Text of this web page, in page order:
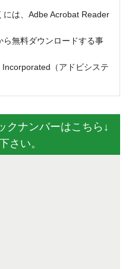
には、Adbe Acrobat Reader
ら無料ダウンロードする事
（アドビシステ
クナンバーはこちら↓
さい。